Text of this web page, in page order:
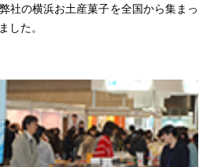
社の横浜お土産菓子を全国から集まっ
した。